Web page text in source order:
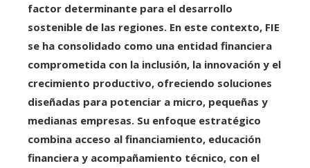
factor determinante para el desarrollo
sostenible de las regiones. En este contexto, FIE
se ha consolidado como una entidad financiera
comprometida con la inclusión, la innovación y el
crecimiento productivo, ofreciendo soluciones
diseñadas para potenciar a micro, pequeñas y
medianas empresas. Su enfoque estratégico
combina acceso al financiamiento, educación
financiera y acompañamiento técnico, con el